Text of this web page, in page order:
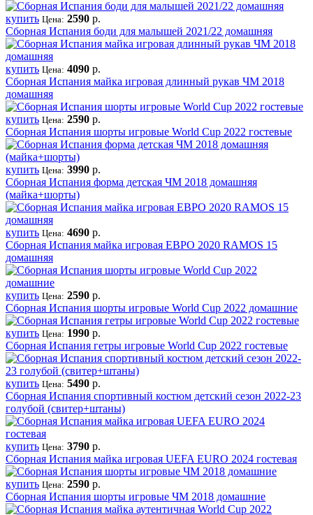
купить Цена: 2590 р.
Сборная Испания боди для малышей 2021/22 домашняя
купить Цена: 4090 р.
Сборная Испания майка игровая длинный рукав ЧМ 2018
домашняя
купить Цена: 2590 р.
Сборная Испания шорты игровые World Cup 2022 гостевые
купить Цена: 3990 р.
Сборная Испания форма детская ЧМ 2018 домашняя
(майка+шорты)
купить Цена: 4690 р.
Сборная Испания майка игровая ЕВРО 2020 RAMOS 15
домашняя
купить Цена: 2590 р.
Сборная Испания шорты игровые World Cup 2022 домашние
купить Цена: 1990 р.
Сборная Испания гетры игровые World Cup 2022 гостевые
купить Цена: 5490 р.
Сборная Испания спортивный костюм детский сезон 2022-23
голубой (свитер+штаны)
купить Цена: 3790 р.
Сборная Испания майка игровая UEFA EURO 2024 гостевая
купить Цена: 2590 р.
Сборная Испания шорты игровые ЧМ 2018 домашние